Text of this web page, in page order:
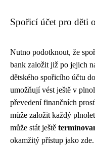
Spořicí účet pro děti
Nutno podotknout, že
bank založit již po jejich
dětského spořicího účtu
umožňují vést ještě v
převedení finančních
může založit každý
může stát ještě
okamžitý přístup jako zde.